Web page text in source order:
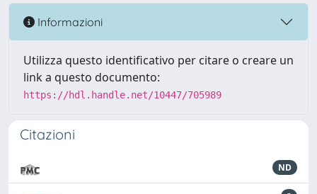
Informazioni
Utilizza questo identificativo per citare o creare un
link a questo documento:
https://hdl.handle.net/10447/705989
Citazioni
ND